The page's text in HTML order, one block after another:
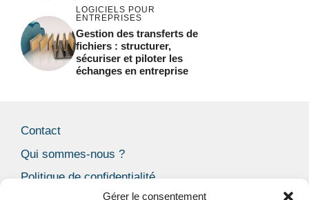
Gérer le consentement
LOGICIELS POUR
ENTREPRISES
Gestion des transferts de
fichiers : structurer,
sécuriser et piloter les
échanges en entreprise
Contact
Qui sommes-nous ?
Politique de confidentialité